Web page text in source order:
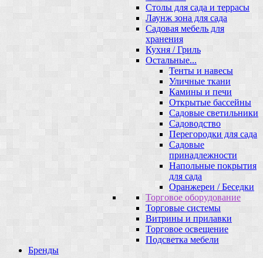
Столы для сада и террасы
Лаунж зона для сада
Садовая мебель для
хранения
Кухня / Гриль
Остальные...
Тенты и навесы
Уличные ткани
Камины и печи
Открытые бассейны
Садовые светильники
Садоводство
Перегородки для сада
Садовые
принадлежности
Напольные покрытия
для сада
Оранжереи / Беседки
Торговое оборудование
Торговые системы
Витрины и прилавки
Торговое освещение
Подсветка мебели
Бренды